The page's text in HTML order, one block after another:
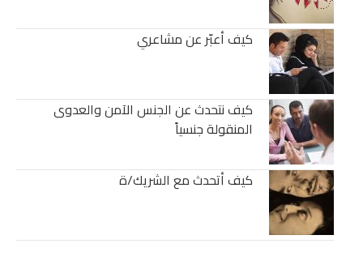
كيف أعبّر عن مشاعري
كيف نتحدث عن الجنس الآمن والعدوى
المنقولة جنسياً
كيف أتحدث مع الشريك/ة